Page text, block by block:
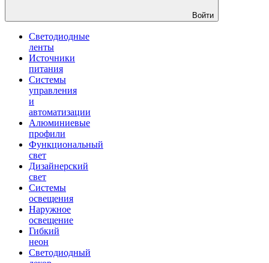
Войти
Светодиодные
ленты
Источники
питания
Системы
управления
и
автоматизации
Алюминиевые
профили
Функциональный
свет
Дизайнерский
свет
Системы
освещения
Наружное
освещение
Гибкий
неон
Светодиодный